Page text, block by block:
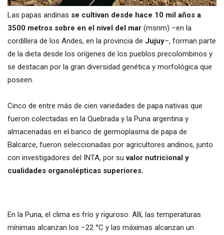
Las papas andinas se cultivan desde hace 10 mil años a
3500 metros sobre en el nivel del mar (msnm) –en la
cordillera de los Andes, en la provincia de Jujuy–, forman parte
de la dieta desde los orígenes de los pueblos precolombinos y
se destacan por la gran diversidad genética y morfológica que
poseen.
Cinco de entre más de cien variedades de papa nativas que
fueron colectadas en la Quebrada y la Puna argentina y
almacenadas en el banco de germoplasma de papa de
Balcarce, fueron seleccionadas por agricultores andinos, junto
con investigadores del INTA, por suvalor nutricional y
cualidades organolépticas superiores.
En la Puna, el clima es frío y riguroso. Allí, las temperaturas
mínimas alcanzan los −22 °C y las máximas alcanzan un